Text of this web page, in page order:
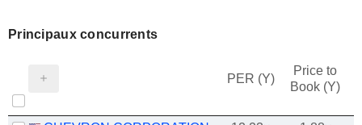
Principaux concurrents
PER (Y)
Price to
Book (Y)